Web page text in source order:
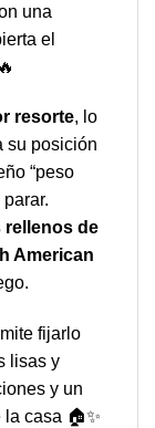
una
el
resorte, lo
su posición
“peso
rellenos de
American
fijarlo
lisas y
y un
casa 🏠✨